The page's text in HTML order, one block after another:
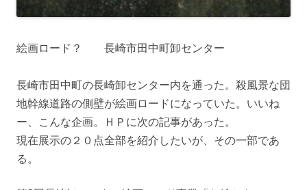
絵画ロード？ 長崎市田中町卸センター
長崎市田中町の長崎卸センター内を通った。殺風景な団
地幹線道路の側壁が絵画ロードになっていた。いいね
ー、こんな企画。ＨＰに次の記事があった。
現在展示の２０点全部を紹介したいが、その一部であ
る。